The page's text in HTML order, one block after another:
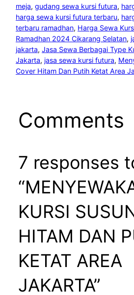
meja, gudang sewa kursi futura,
harga sewa kursi futura terbaru,
terbaru ramadhan, Harga Sewa
Ramadhan 2024 Cikarang Selatan,
jakarta, Jasa Sewa Berbagai Type
Jakarta, jasa sewa kursi futura,
Cover Hitam Dan Putih Ketat Area
Comments
7 responses
KURSI
HITAM DAN
KETAT AREA
JAKARTA”